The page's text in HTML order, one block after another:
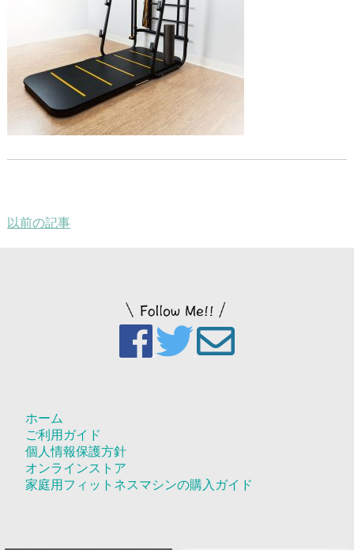
以前の記事
ホーム
ご利用ガイド
個人情報保護方針
オンラインストア
家庭用フィットネスマシンの購入ガイド